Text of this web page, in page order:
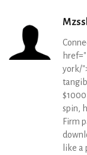
york/
spin,
Firm
like a